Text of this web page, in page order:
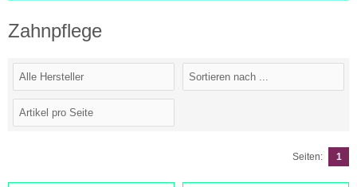
Zahnpflege
Seiten: 1